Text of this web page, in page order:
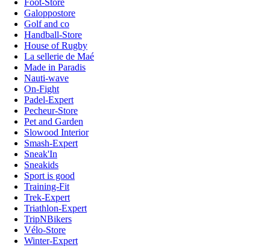
Foot-Store
Galoppostore
Golf and co
Handball-Store
House of Rugby
La sellerie de Maé
Made in Paradis
Nauti-wave
On-Fight
Padel-Expert
Pecheur-Store
Pet and Garden
Slowood Interior
Smash-Expert
Sneak'In
Sneakids
Sport is good
Training-Fit
Trek-Expert
Triathlon-Expert
TripNBikers
Vélo-Store
Winter-Expert